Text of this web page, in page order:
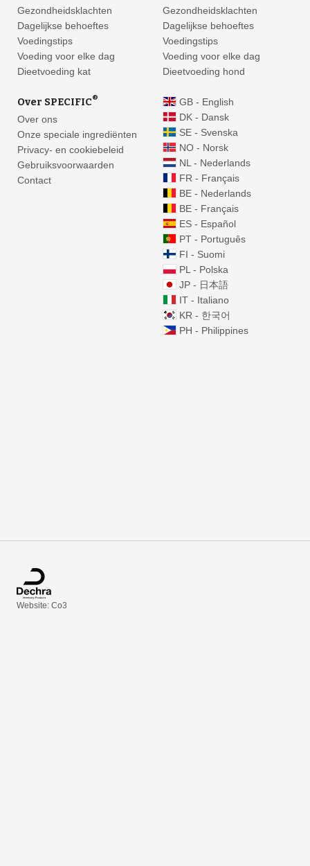
Gezondheidsklachten
Dagelijkse behoeftes
Voedingstips
Voeding voor elke dag
Dieetvoeding kat
Gezondheidsklachten
Dagelijkse behoeftes
Voedingstips
Voeding voor elke dag
Dieetvoeding hond
Over SPECIFIC®
Over ons
Onze speciale ingrediënten
Privacy- en cookiebeleid
Gebruiksvoorwaarden
Contact
GB - English
DK - Dansk
SE - Svenska
NO - Norsk
NL - Nederlands
FR - Français
BE - Nederlands
BE - Français
ES - Español
PT - Português
FI - Suomi
PL - Polska
JP - 日本語
IT - Italiano
KR - 한국어
PH - Philippines
Website: Co3